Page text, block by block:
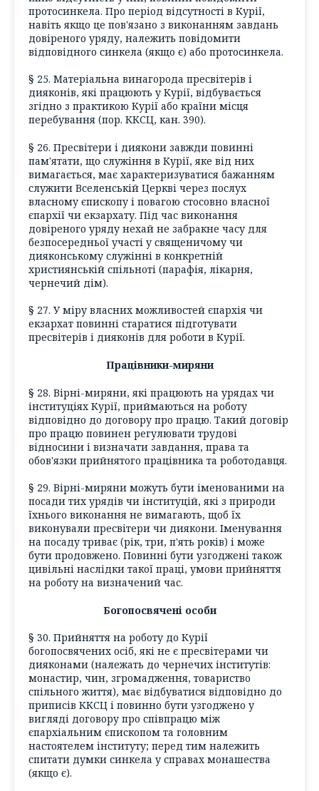
протосинкела. Про період відсутності в Курії,
навіть якщо це пов'язано з виконанням завдань
довіреного уряду, належить повідомити
відповідного синкела (якщо є) або протосинкела.
§ 25. Матеріальна винагорода пресвітерів і
дияконів, які працюють у Курії, відбувається
згідно з практикою Курії або країни місця
перебування (пор. ККСЦ, кан. 390).
§ 26. Пресвітери і диякони завжди повинні
пам'ятати, що служіння в Курії, яке від них
вимагається, має характеризуватися бажанням
служити Вселенській Церкві через послух
власному єпископу і повагою стосовно власної
єпархії чи екзархату. Під час виконання
довіреного уряду нехай не забракне часу для
безпосередньої участі у священичому чи
дияконському служінні в конкретній
християнській спільноті (парафія, лікарня,
чернечий дім).
§ 27. У міру власних можливостей єпархія чи
екзархат повинні старатися підготувати
пресвітерів і дияконів для роботи в Курії.
Працівники-миряни
§ 28. Вірні-миряни, які працюють на урядах чи
інституціях Курії, приймаються на роботу
відповідно до договору про працю. Такий договір
про працю повинен регулювати трудові
відносини і визначати завдання, права та
обов'язки прийнятого працівника та роботодавця.
§ 29. Вірні-миряни можуть бути іменованими на
посади тих урядів чи інституцій, які з природи
їхнього виконання не вимагають, щоб їх
виконували пресвітери чи диякони. Іменування
на посаду триває (рік, три, п'ять років) і може
бути продовжено. Повинні бути узгоджені також
цивільні наслідки такої праці, умови прийняття
на роботу на визначений час.
Богопосвячені особи
§ 30. Прийняття на роботу до Курії
богопосвячених осіб, які не є пресвітерами чи
дияконами (належать до чернечих інститутів:
монастир, чин, згромадження, товариство
спільного життя), має відбуватися відповідно до
приписів ККСЦ і повинно бути узгоджено у
вигляді договору про співпрацю між
єпархіальним єпископом та головним
настоятелем інституту; перед тим належить
спитати думки синкела у справах монашества
(якщо є).